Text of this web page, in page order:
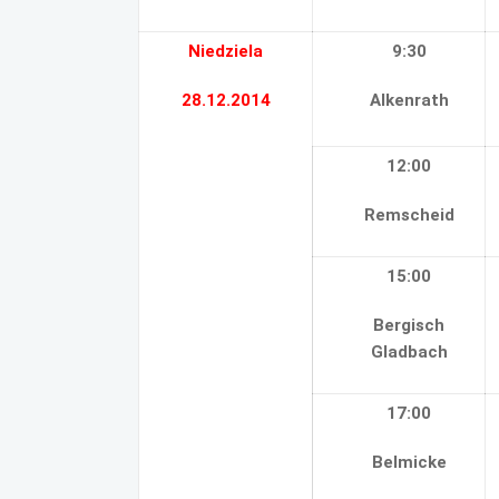
Niedziela
28.12.2014
9:30
Alkenrath
12:00
Remscheid
15:00
Bergisch
Gladbach
17:00
Belmicke